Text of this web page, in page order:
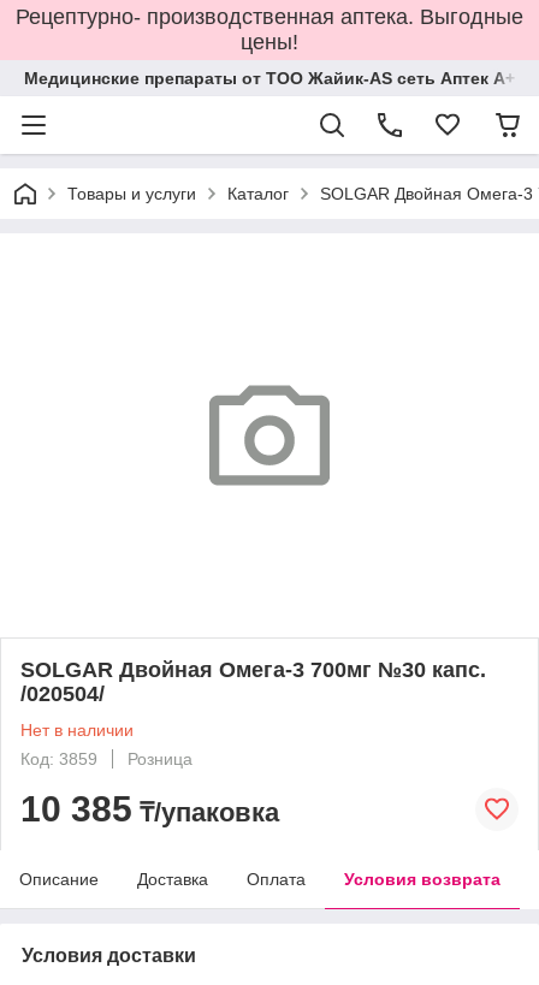
Рецептурно- производственная аптека. Выгодные
цены!
Медицинские препараты от ТОО Жайик-AS сеть Аптек А+
Товары и услуги Каталог SOLGAR Двойная Омега-
SOLGAR Двойная Омега-3 700мг №30 капс.
/020504/
Нет в наличии
Код: 3859
Розница
10 385 ₸/упаковка
Описание Доставка Оплата Условия возврата
Условия доставки